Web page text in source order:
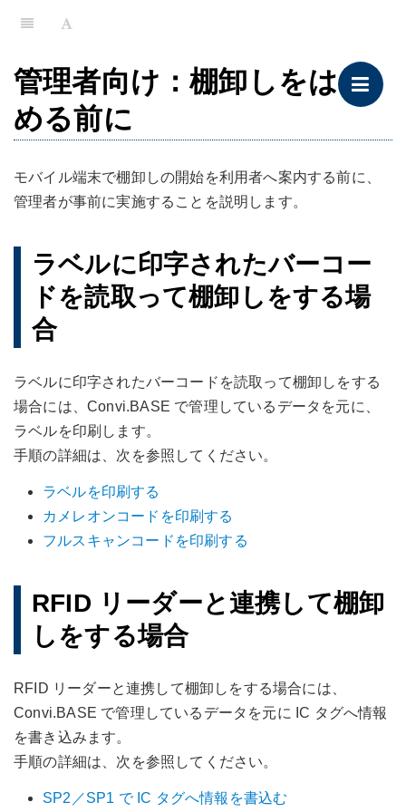
管理者向け：棚卸しをはじ
める前に
モバイル端末で棚卸しの開始を利用者へ案内する前に、
管理者が事前に実施することを説明します。
ラベルに印字されたバーコー
ドを読取って棚卸しをする場
合
ラベルに印字されたバーコードを読取って棚卸しをする
場合には、Convi.BASE で管理しているデータを元に、
ラベルを印刷します。
手順の詳細は、次を参照してください。
ラベルを印刷する
カメレオンコードを印刷する
フルスキャンコードを印刷する
RFID リーダーと連携して棚卸
しをする場合
RFID リーダーと連携して棚卸しをする場合には、
Convi.BASE で管理しているデータを元に IC タグへ情報
を書き込みます。
手順の詳細は、次を参照してください。
SP2／SP1 で IC タグへ情報を書込む